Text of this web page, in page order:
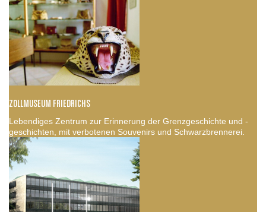
ZOLLMUSEUM FRIEDRICHS
Lebendiges Zentrum zur Erinnerung der Grenzgeschichte und -
geschichten, mit verbotenen Souvenirs und Schwarzbrennerei.